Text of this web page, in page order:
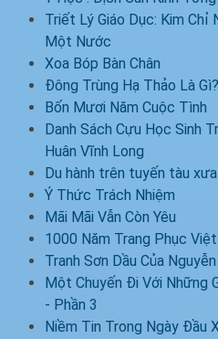
Triết Lý Giáo Dục: Kim Chỉ
Một Nước
Xoa Bóp Bàn Chân
Đông Trùng Hạ Thảo Là Gì?
Bốn Mươi Năm Cuộc Tình
Danh Sách Cựu Học Sinh
Huân Vĩnh Long
Du hành trên tuyến tàu
Ý Thức Trách Nhiệm
Mãi Mãi Vẫn Còn Yêu
1000 Năm Trang Phục
Tranh Sơn Dầu Của
Một Chuyến Đi Với Những
- Phần 3
Niềm Tin Trong Ngày Đầu